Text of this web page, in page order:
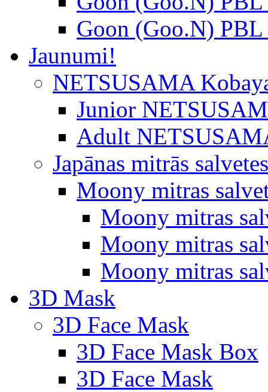
Goon (Goo.N)
Jaunumi!
NETSUSAMA
Junior
Adult
Japānas mitrās salvetes
Moony mitras
Moony mitras
Moony mitras
Moony mitras
3D Mask
3D Face Mask
3D Face Mask Box
3D Face Mask